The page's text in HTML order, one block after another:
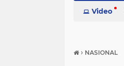
Video
› NASIONAL